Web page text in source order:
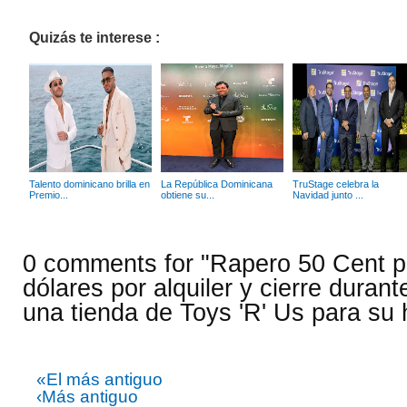
Quizás te interese :
Talento dominicano brilla en
Premio...
La República Dominicana
obtiene su...
TruStage celebra la
Navidad junto ...
0 comments for "Rapero 50 Cent
dólares por alquiler y cierre
una tienda de Toys 'R' Us para su
«El más antiguo
‹Más antiguo